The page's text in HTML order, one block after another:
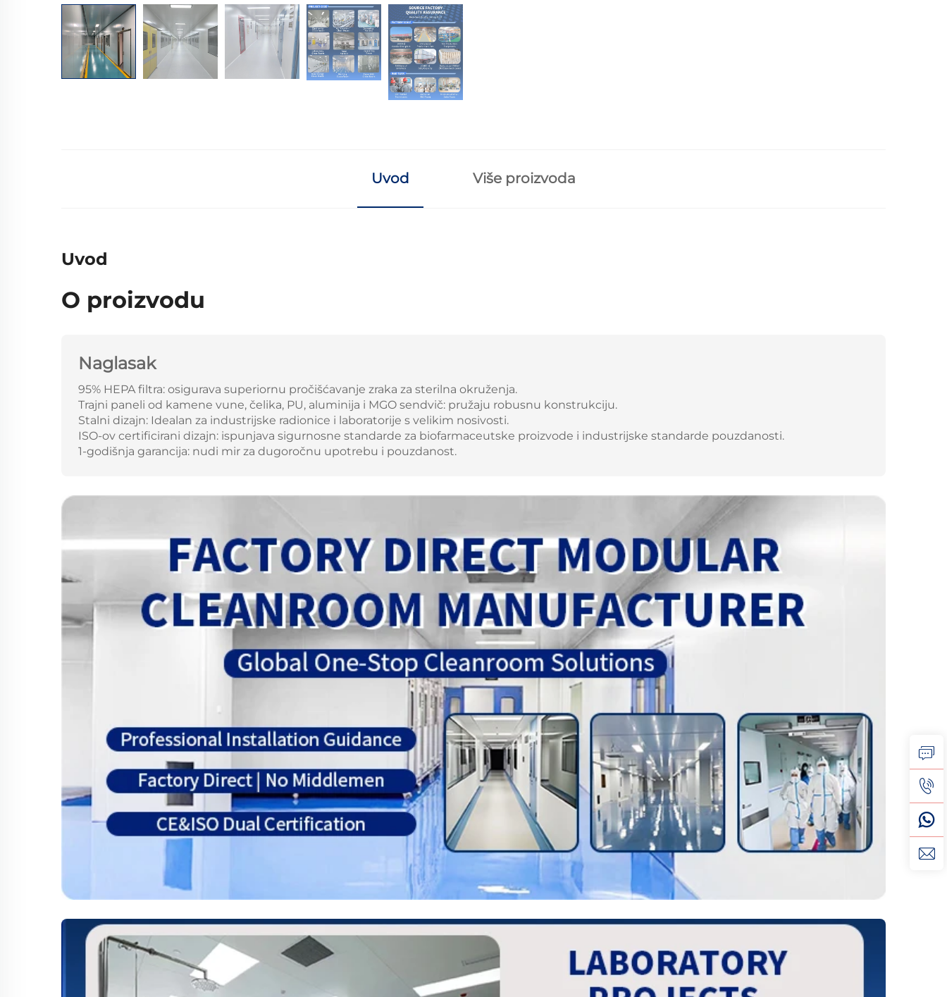
Uvod Više proizvoda
Uvod
O proizvodu
Naglasak
95% HEPA filtra: osigurava superiornu pročišćavanje zraka za sterilna okruženja.
Trajni paneli od kamene vune, čelika, PU, aluminija i MGO sendvič: pružaju robusnu konstrukciju.
Stalni dizajn: Idealan za industrijske radionice i laboratorije s velikim nosivosti.
ISO-ov certificirani dizajn: ispunjava sigurnosne standarde za biofarmaceutske proizvode i industrijske standarde pouzdanosti.
1-godišnja garancija: nudi mir za dugoročnu upotrebu i pouzdanost.